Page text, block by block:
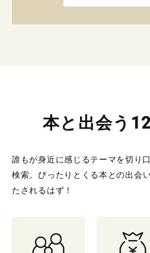
本と出会う
誰もが身近に感じるテーマを切り
検索。 ぴったりとくる本との出会
たされるはず！